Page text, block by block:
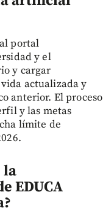
portal
y el
y cargar
actualizada y
anterior. El proceso
y las metas
límite de
la
EDUCA